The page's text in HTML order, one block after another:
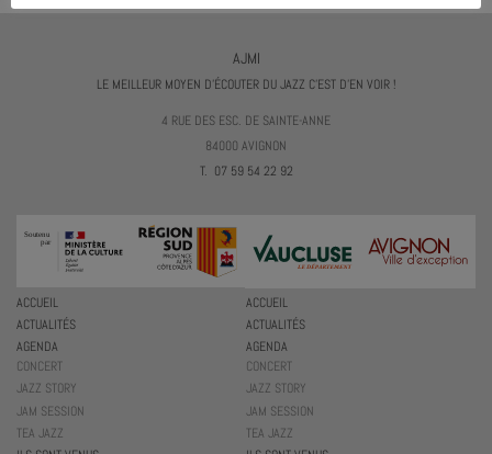
AJMI
LE MEILLEUR MOYEN D'ÉCOUTER DU JAZZ C'EST D'EN VOIR !
4 RUE DES ESC. DE SAINTE-ANNE
84000 AVIGNON
T. 07 59 54 22 92
ACCUEIL
ACTUALITÉS
AGENDA
CONCERT
JAZZ STORY
JAM SESSION
TEA JAZZ
ACCUEIL
ACTUALITÉS
AGENDA
CONCERT
JAZZ STORY
JAM SESSION
TEA JAZZ